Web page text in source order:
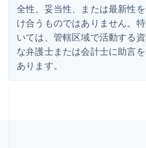
全性、妥当性、または最新性
け合うものではありません。
いては、管轄区域で活動する
な弁護士または会計士に助言
あります。
エストニア
English
オーストラリア
English
オーストリア
オランダ